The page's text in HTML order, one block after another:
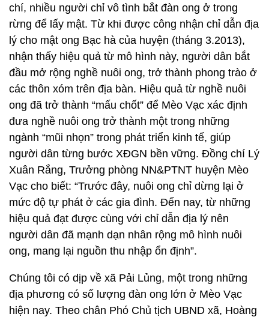
chí, nhiều người chỉ vô tình bắt đàn ong ở trong
rừng để lấy mật. Từ khi được công nhận chỉ dẫn địa
lý cho mật ong Bạc hà của huyện (tháng 3.2013),
nhận thấy hiệu quả từ mô hình này, người dân bắt
đầu mở rộng nghề nuôi ong, trở thành phong trào ở
các thôn xóm trên địa bàn. Hiệu quả từ nghề nuôi
ong đã trở thành “mấu chốt” để Mèo Vạc xác định
đưa nghề nuôi ong trở thành một trong những
ngành “mũi nhọn” trong phát triển kinh tế, giúp
người dân từng bước XĐGN bền vững. Đồng chí Lý
Xuân Rắng, Trưởng phòng NN&PTNT huyện Mèo
Vạc cho biết: “Trước đây, nuôi ong chỉ dừng lại ở
mức độ tự phát ở các gia đình. Đến nay, từ những
hiệu quả đạt được cùng với chỉ dẫn địa lý nên
người dân đã mạnh dạn nhân rộng mô hình nuôi
ong, mang lại nguồn thu nhập ổn định”.
Chúng tôi có dịp về xã Pải Lủng, một trong những
địa phương có số lượng đàn ong lớn ở Mèo Vạc
hiện nay. Theo chân Phó Chủ tịch UBND xã, Hoàng